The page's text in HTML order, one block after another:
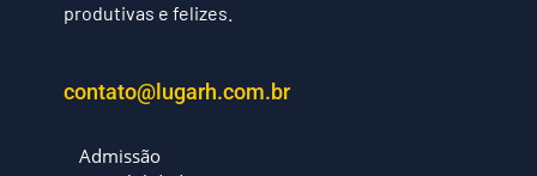
produtivas e felizes.
contato@lugarh.com.br
Admissão